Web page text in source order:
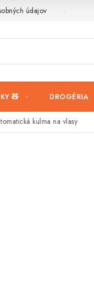
údajov Servis a
🧸 DROGÉRIA
kulma na vlasy